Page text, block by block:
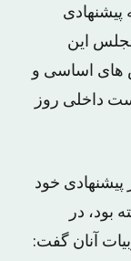
پیشنهادی
این
های اساسی و
داخلی روز
برای دفاع از ۱۸ وزیر پیشنهادی خود
بود، در
آنان گفت: